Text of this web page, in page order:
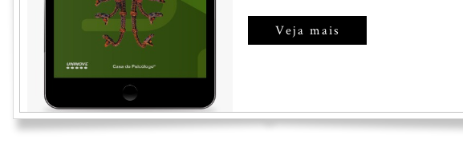
Veja mais